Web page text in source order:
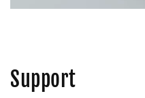
Support